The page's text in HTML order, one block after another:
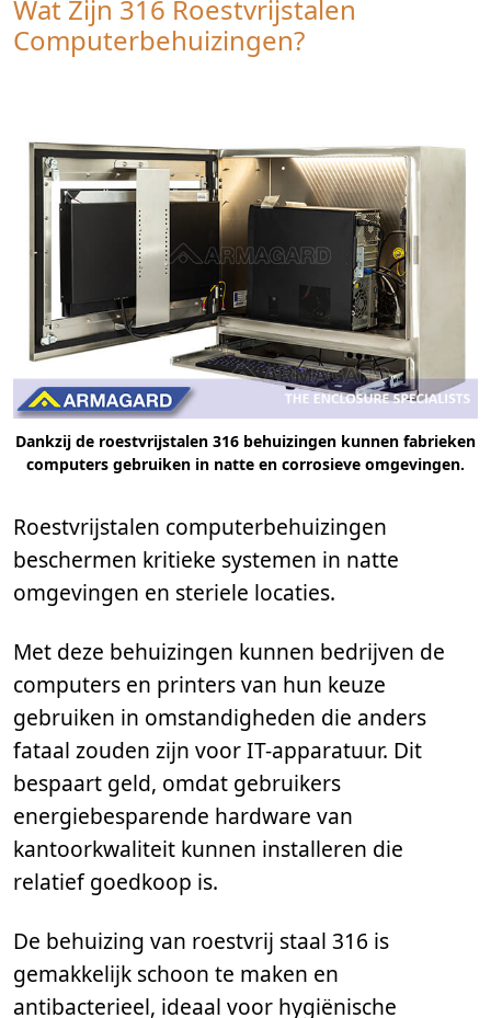
Wat Zijn 316 Roestvrijstalen
Computerbehuizingen?
Dankzij de roestvrijstalen 316 behuizingen kunnen fabrieken
computers gebruiken in natte en corrosieve omgevingen.
Roestvrijstalen computerbehuizingen
beschermen kritieke systemen in natte
omgevingen en steriele locaties.
Met deze behuizingen kunnen bedrijven de
computers en printers van hun keuze
gebruiken in omstandigheden die anders
fataal zouden zijn voor IT-apparatuur. Dit
bespaart geld, omdat gebruikers
energiebesparende hardware van
kantoorkwaliteit kunnen installeren die
relatief goedkoop is.
De behuizing van roestvrij staal 316 is
gemakkelijk schoon te maken en
antibacterieel, ideaal voor hygiënische